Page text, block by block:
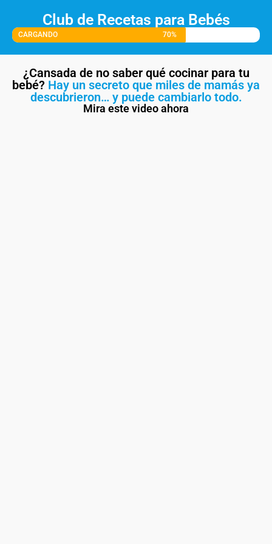
Club de Recetas para Bebés
CARGANDO 70%
¿Cansada de no saber qué cocinar para tu
bebé? Hay un secreto que miles de mamás ya
descubrieron… y puede cambiarlo todo.
Mira este video ahora